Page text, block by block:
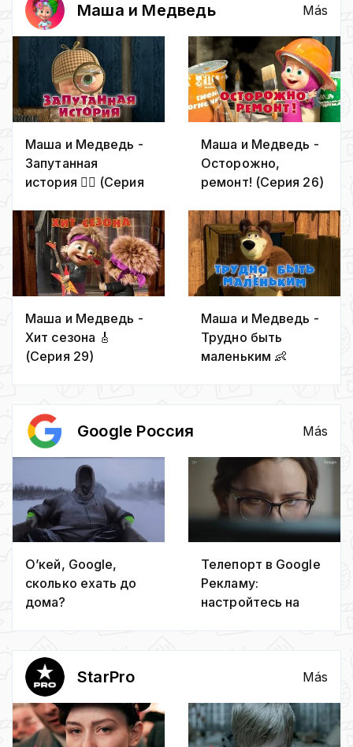
Маша и Медведь Más
Маша и Медведь -
Запутанная
история 🕵️‍♀️ (Серия
Маша и Медведь -
Осторожно,
ремонт! (Серия 26)
Маша и Медведь -
Хит сезона 🎸
(Серия 29)
Маша и Медведь -
Трудно быть
маленьким 👶
Google Россия Más
О’кей, Google,
сколько ехать до
дома?
Телепорт в Google
Рекламу:
настройтесь на
StarPro Más